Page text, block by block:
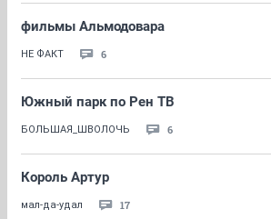
фильмы Альмодовара
НЕ ФАКТ 6
Южный парк по Рен ТВ
БОЛЬШАЯ_ШВОЛОЧЬ 6
Король Артур
мал-да-удал 17